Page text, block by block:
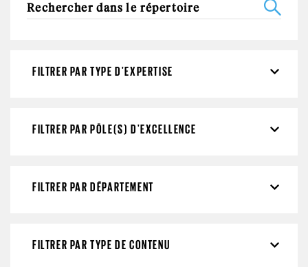
FILTRER PAR TYPE D'EXPERTISE
FILTRER PAR PÔLE(S) D'EXCELLENCE
FILTRER PAR DÉPARTEMENT
FILTRER PAR TYPE DE CONTENU